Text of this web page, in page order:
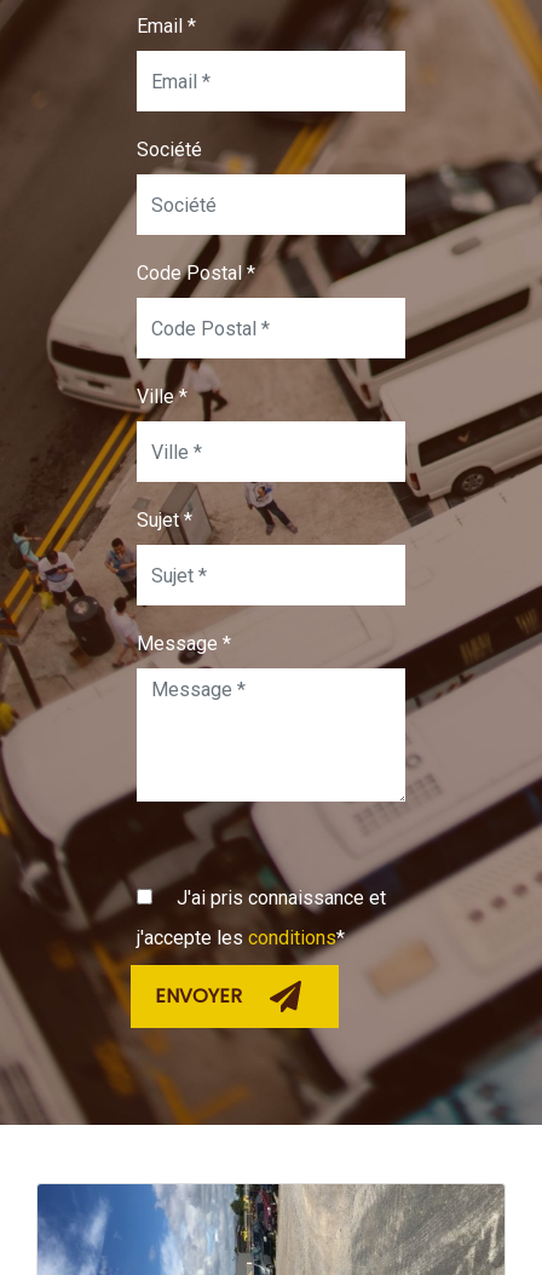
Email *
Société
Code Postal*
Ville*
Sujet*
Message *
J'ai pris connaissance et
j'accepte les conditions*
ENVOYER